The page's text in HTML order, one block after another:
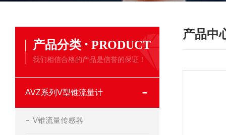
产品分类 · PRODUCT
我们相信合格的产品是信誉的保证！
AVZ系列V型锥流量计
V锥流量传感器
产品中